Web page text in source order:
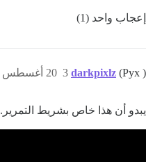
إعجاب واحد (1)
darkpixlz (Pyx ) 20 أغسطس 2022، 6:09ص 3
يبدو أن هذا خاص بشريط التمرير.